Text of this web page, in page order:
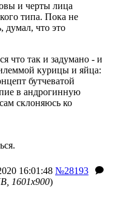
и черты лица
типа. Пока не
думал, что это
что так и задумано - и
курицы и яйца:
бутчеватой
в андрогинную
склоняюсь ко
16:01:48 №28193
1601x900)